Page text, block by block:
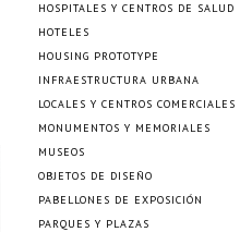
HOSPITALES Y CENTROS DE SALUD
HOTELES
HOUSING PROTOTYPE
INFRAESTRUCTURA URBANA
LOCALES Y CENTROS COMERCIALES
MONUMENTOS Y MEMORIALES
MUSEOS
OBJETOS DE DISEÑO
PABELLONES DE EXPOSICIÓN
PARQUES Y PLAZAS